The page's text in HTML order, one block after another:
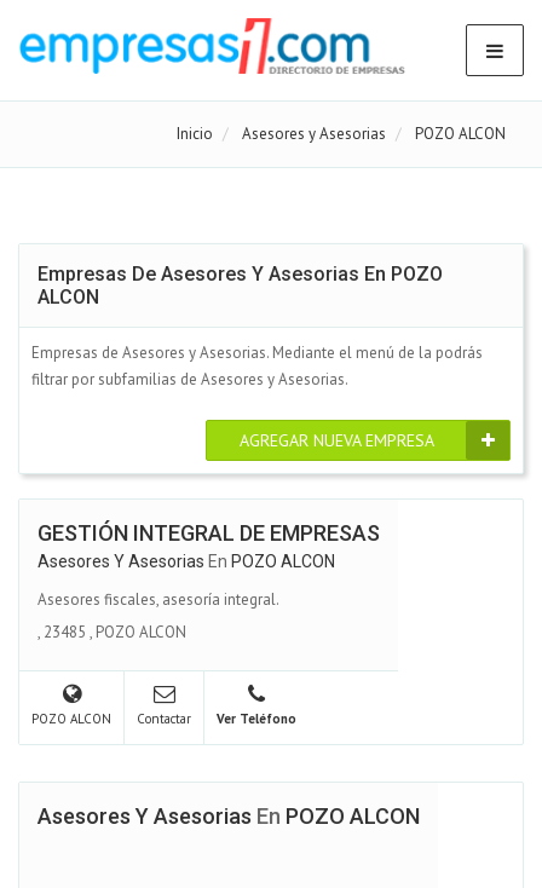
Inicio Asesores y Asesorias POZO ALCON
Empresas De Asesores Y Asesorias En POZO
ALCON
Empresas de Asesores y Asesorias. Mediante el menú de la podrás
filtrar por subfamilias de Asesores y Asesorias.
AGREGAR NUEVA EMPRESA
GESTIÓN INTEGRAL DE EMPRESAS
Asesores Y Asesorias En POZO ALCON
Asesores fiscales, asesoría integral.
, 23485 , POZO ALCON
POZO ALCON Contactar Ver Teléfono
Asesores Y Asesorias En POZO ALCON